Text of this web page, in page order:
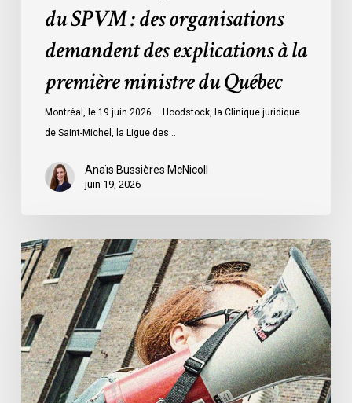
explications
première
ministre
Québec
du SPVM : des organisations
demandent des explications à la
première ministre du Québec
Montréal, le 19 juin 2026 – Hoodstock, la Clinique juridique
de Saint-Michel, la Ligue des…
Anaïs Bussières McNicoll
juin 19, 2026
L’ACLC
se
joint
à
la
déclaration
de
la